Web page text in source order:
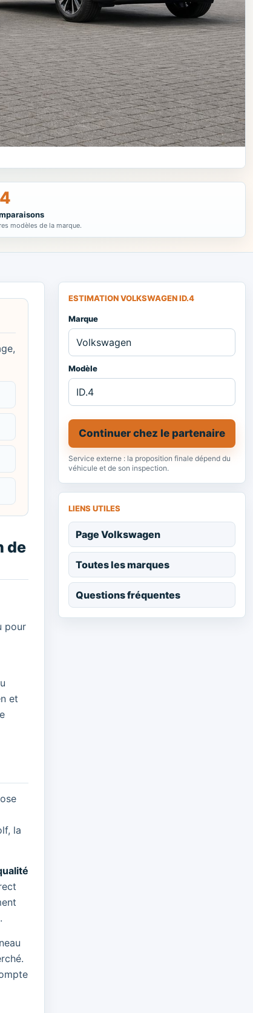
modèles de la marque.
de
pour
et
la
ESTIMATION VOLKSWAGEN ID.4
Marque
Modèle
Continuer chez le partenaire
Service externe : la proposition finale dépend du
véhicule et de son inspection.
LIENS UTILES
Page Volkswagen
Toutes les marques
Questions fréquentes